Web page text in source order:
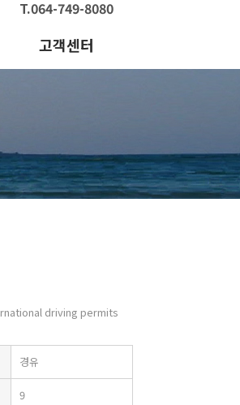
T.064-749-8080
고객센터
driving permits
경유
9